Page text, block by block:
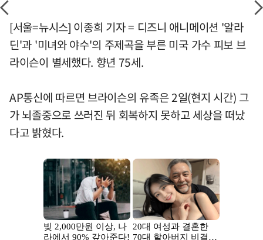
[서울=뉴시스] 이종희 기자 = 디즈니 애니메이션 '알라
딘'과 '미녀와 야수'의 주제곡을 부른 미국 가수 피보 브
라이슨이 별세했다. 향년 75세.
AP통신에 따르면 브라이슨의 유족은 2일(현지 시간) 그
가 뇌졸중으로 쓰러진 뒤 회복하지 못하고 세상을 떠났
다고 밝혔다.